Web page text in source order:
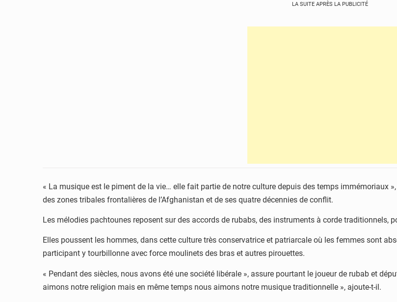
LA SUITE APRÈS LA PUBLICITÉ
« La musique est le piment de la vie… elle fait partie de notre culture depuis des temps immémoriaux
des zones tribales frontalières de l’Afghanistan et de ses quatre décennies de conflit.
Les mélodies pachtounes reposent sur des accords de rubabs, des instruments à corde traditionnels,
Elles poussent les hommes, dans cette culture très conservatrice et patriarcale où les femmes sont
participant y tourbillonne avec force moulinets des bras et autres pirouettes.
« Pendant des siècles, nous avons été une société libérale », assure pourtant le joueur de rubab et
aimons notre religion mais en même temps nous aimons notre musique traditionnelle », ajoute-t-il.